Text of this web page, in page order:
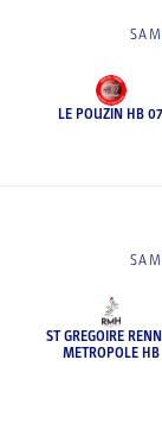
LE POUZIN HB 07
ST GREGOIRE
METROPOLE HB